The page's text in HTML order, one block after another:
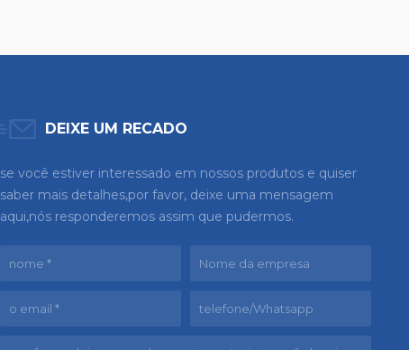
DEIXE UM RECADO
se você estiver interessado em nossos produtos e quiser
saber mais detalhes,por favor, deixe uma mensagem
aqui,nós responderemos assim que pudermos.